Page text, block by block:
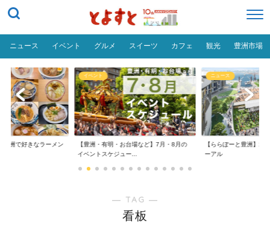
ニュース イベント グルメ スイーツ カフェ 観光 豊洲市場
豊洲で好きなラーメン
イベント
【豊洲・有明・お台場など】7月・8月の
イベントスケジュー...
ニュース
【ららぽーと豊洲】
ーアル
― TAG ―
看板